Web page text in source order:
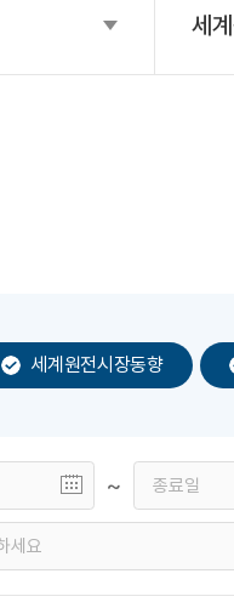
세
세계원전시장동향
~